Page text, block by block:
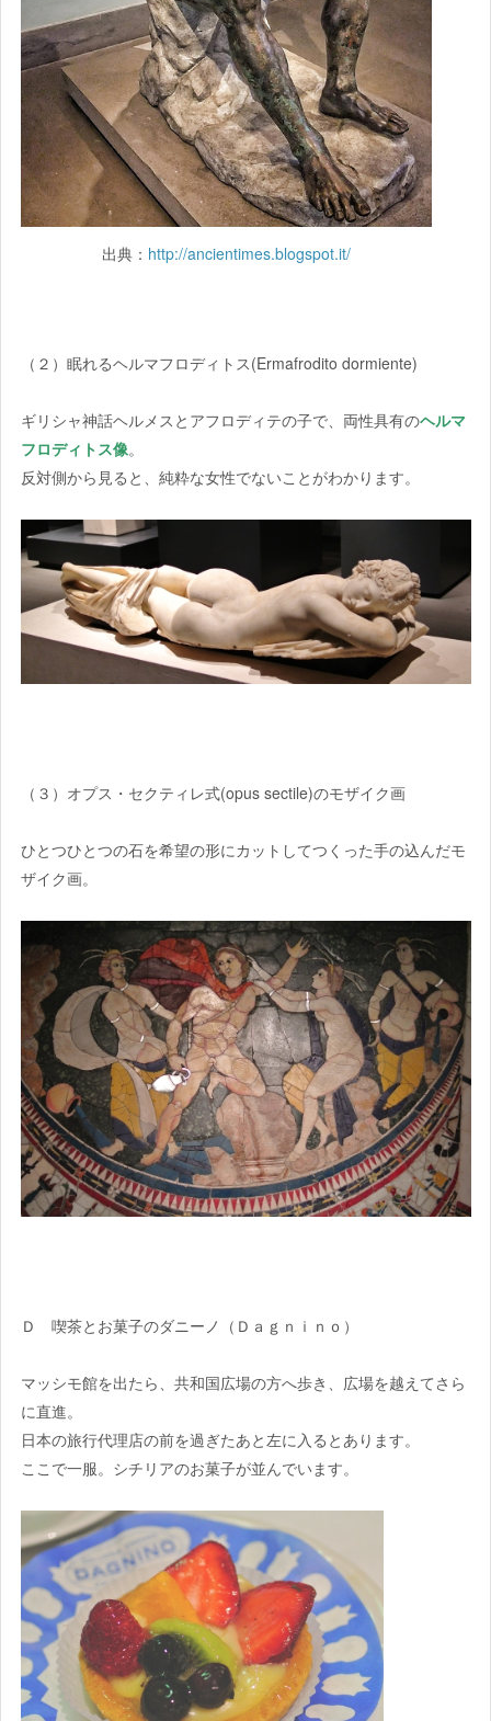
出典： http://ancientimes.blogspot.it/
（２）眠れるヘルマフロディトス(Ermafrodito dormiente)
ギリシャ神話ヘルメスとアフロディテの子で、両性具有のヘルマ
フロディトス像。
反対側から見ると、純粋な女性でないことがわかります。
（３）オプス・セクティレ式(opus sectile)のモザイク画
ひとつひとつの石を希望の形にカットしてつくった手の込んだモ
ザイク画。
Ｄ 喫茶とお菓子のダニーノ（Ｄａｇｎｉｎｏ）
マッシモ館を出たら、共和国広場の方へ歩き、広場を越えてさら
に直進。
日本の旅行代理店の前を過ぎたあと左に入るとあります。
ここで一服。シチリアのお菓子が並んでいます。